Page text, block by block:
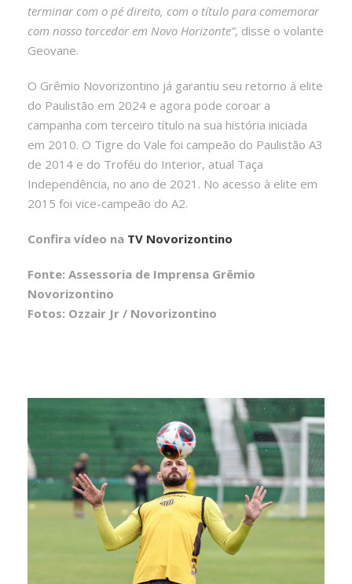
terminar com o pé direito, com o título para comemorar
com nosso torcedor em Novo Horizonte”, disse o volante
Geovane.
O Grêmio Novorizontino já garantiu seu retorno à elite
do Paulistão em 2024 e agora pode coroar a
campanha com terceiro título na sua história iniciada
em 2010. O Tigre do Vale foi campeão do Paulistão A3
de 2014 e do Troféu do Interior, atual Taça
Independência, no ano de 2021. No acesso à elite em
2015 foi vice-campeão do A2.
Confira vídeo na TV Novorizontino
Fonte: Assessoria de Imprensa Grêmio
Novorizontino
Fotos: Ozzair Jr / Novorizontino